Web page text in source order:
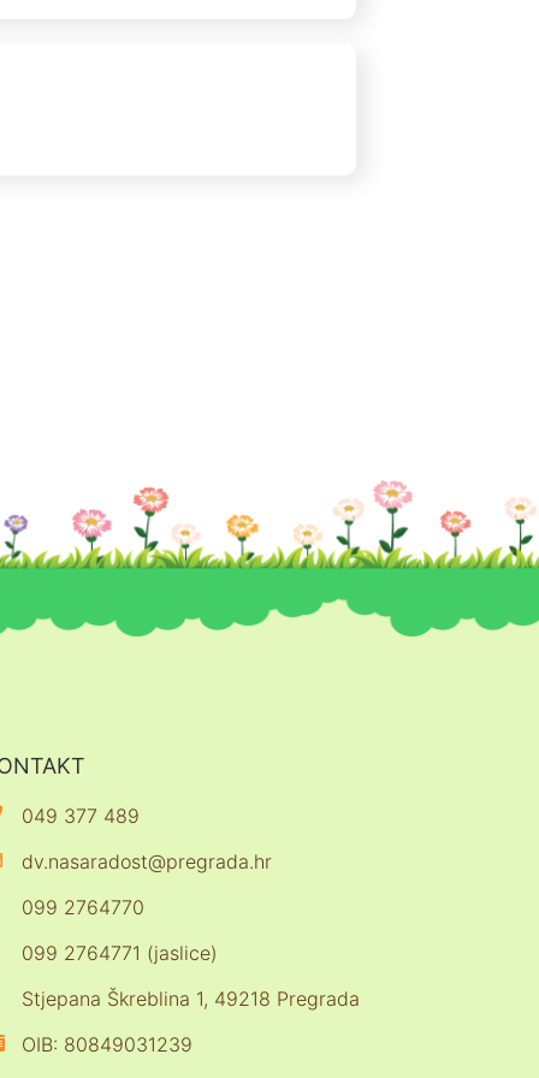
049 377 489
dv.nasaradost@pregrada.hr
099 2764770
099 2764771 (jaslice)
Stjepana Škreblina 1, 49218 Pregrada
OIB: 80849031239